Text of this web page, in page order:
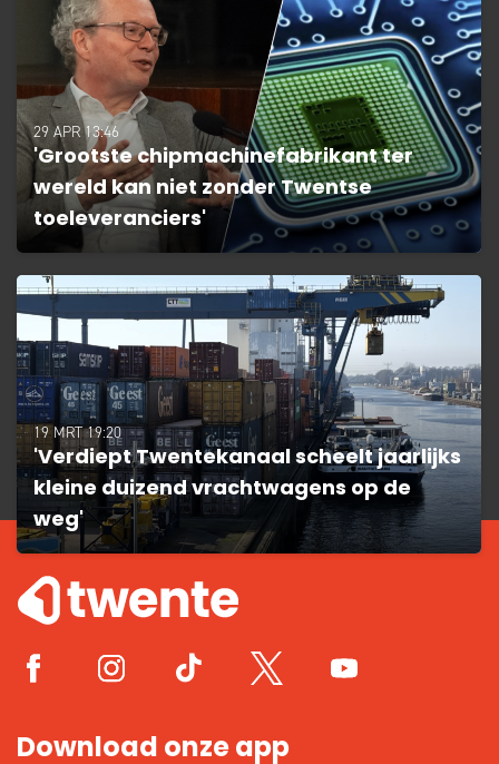
29 APR 13:46
'Grootste chipmachinefabrikant ter
wereld kan niet zonder Twentse
toeleveranciers'
19 MRT 19:20
'Verdiept Twentekanaal scheelt jaarlijks
kleine duizend vrachtwagens op de
weg'
Download onze app